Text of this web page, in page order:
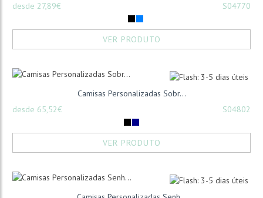
desde 27,89€
S04770
VER PRODUTO
Camisas Personalizadas Sobr...
desde 65,52€
S04802
VER PRODUTO